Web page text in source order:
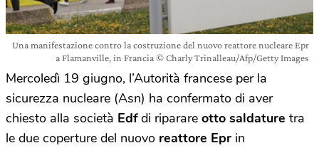
Una manifestazione contro la costruzione del nuovo reattore nucleare Epr
a Flamanville, in Francia © Charly Trinalleau/Afp/Getty Images
Mercoledì 19 giugno, l’Autorità francese per la
sicurezza nucleare (Asn) ha confermato di aver
chiesto alla società Edfdi riparare otto saldature tra
le due coperture del nuovo reattore Epr in